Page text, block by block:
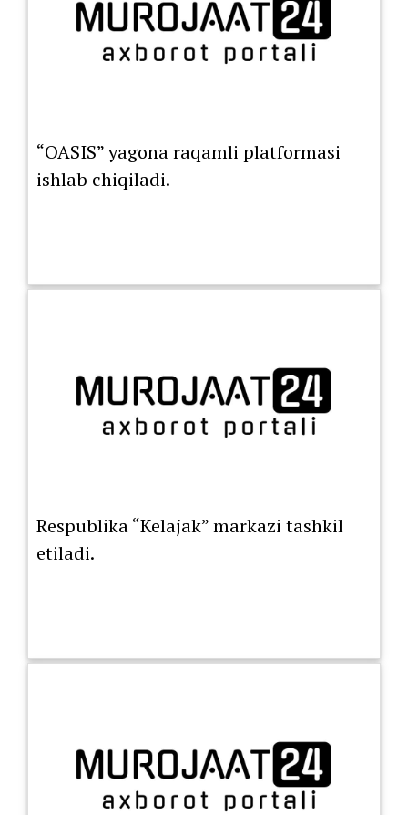
“OASIS” yagona raqamli platformasi
ishlab chiqiladi.
Respublika “Kelajak” markazi tashkil
etiladi.